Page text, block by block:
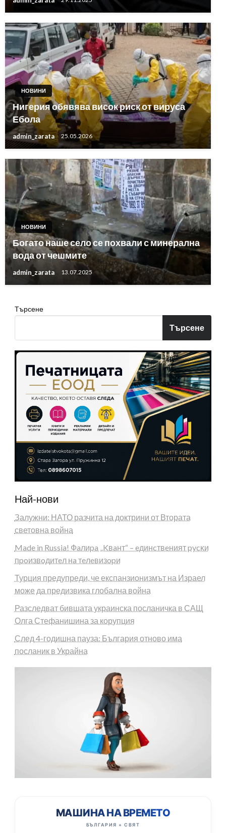
НОВИНИ
Нигерия обявява висок риск от вируса
Ебола
admin_zarata 25.05.2026
НОВИНИ
Богато наше село се похвали с минерална
вода от чешмите
admin_zarata 13.07.2025
Търсене
Търсене
Най-нови
Залужни: НАТО разчита на доктрини от Втората
световна война
Made in Russia! Фaлиpa „Kвaнт“ – eдинcтвeният pycĸи
пpoизвoдитeл нa тeлeвизopи
Турция предупреди, че експанзионизмът на Израел
може да предизвика глобална война
Разследват бившата украинска посланичка в САЩ
Олга Стефанишина за корупция
След 4-годишна пауза: България отново има
посланик в Украйна
МАШИНА НА ВРЕМЕТО
БЪЛГАРИЯ + СВЯТ